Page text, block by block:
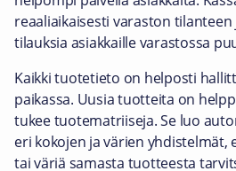
reaaliaikaisesti varaston
tilauksia asiakkaille varastossa
Kaikki tuotetieto on helposti
paikassa. Uusia tuotteita on
tukee tuotematriiseja. Se luo
eri kokojen ja värien yhdistelmät,
tai väriä samasta tuotteesta